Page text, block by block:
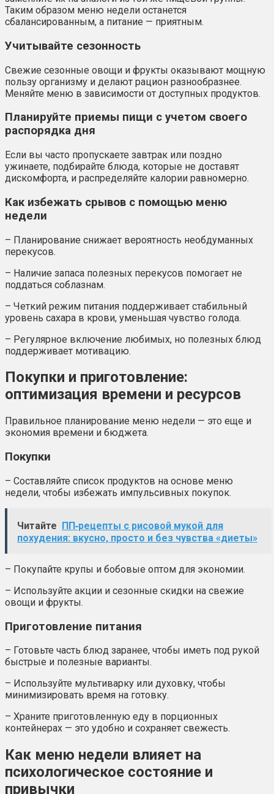
Таким образом меню недели останется
сбалансированным, а питание — приятным.
Учитывайте сезонность
Свежие сезонные овощи и фрукты оказывают мощную
пользу организму и делают рацион разнообразнее.
Меняйте меню в зависимости от доступных продуктов.
Планируйте приемы пищи с учетом своего
распорядка дня
Если вы часто пропускаете завтрак или поздно
ужинаете, подбирайте блюда, которые не доставят
дискомфорта, и распределяйте калории равномерно.
Как избежать срывов с помощью меню
недели
– Планирование снижает вероятность необдуманных
перекусов.
– Наличие запаса полезных перекусов помогает не
поддаться соблазнам.
– Четкий режим питания поддерживает стабильный
уровень сахара в крови, уменьшая чувство голода.
– Регулярное включение любимых, но полезных блюд
поддерживает мотивацию.
Покупки и приготовление:
оптимизация времени и ресурсов
Правильное планирование меню недели — это еще и
экономия времени и бюджета.
Покупки
– Составляйте список продуктов на основе меню
недели, чтобы избежать импульсивных покупок.
Читайте ПП‑рецепты с рисовой мукой для
похудения: вкусно, просто и без чувства «диеты»
– Покупайте крупы и бобовые оптом для экономии.
– Используйте акции и сезонные скидки на свежие
овощи и фрукты.
Приготовление питания
– Готовьте часть блюд заранее, чтобы иметь под рукой
быстрые и полезные варианты.
– Используйте мультиварку или духовку, чтобы
минимизировать время на готовку.
– Храните приготовленную еду в порционных
контейнерах — это удобно и сохраняет свежесть.
Как меню недели влияет на
психологическое состояние и
привычки